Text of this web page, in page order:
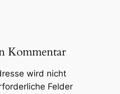
Kommentar
wird nicht
Felder